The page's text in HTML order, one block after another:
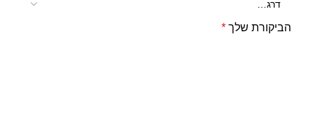
הביקורת שלך *